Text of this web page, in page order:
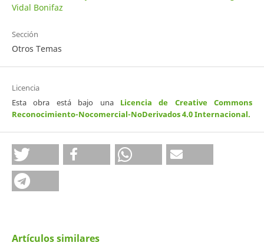
Vidal Bonifaz
Sección
Otros Temas
Licencia
Esta obra está bajo una Licencia de Creative Commons
Reconocimiento-Nocomercial-NoDerivados 4.0 Internacional.
Artículos similares